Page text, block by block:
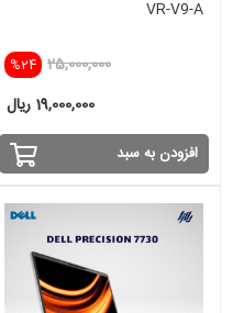
VR-V9-A
%24 25,000,000
19,000,000 ریال
افزودن به سبد